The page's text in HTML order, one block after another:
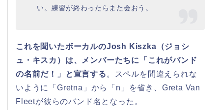
い。練習が終わったらまた会おう。
これを聞いたボーカルのJosh Kiszka（ジョシ
ュ・キスカ）は、メンバーたちに「これがバンド
の名前だ！」と宣言する 。スペルを間違えられな
いように「Gretna」から「n」を省き、Greta Van
Fleetが彼らのバンド名となった。